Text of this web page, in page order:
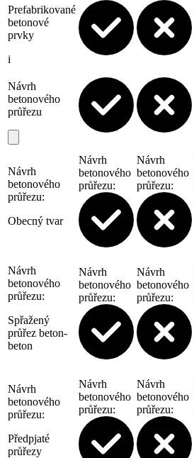
Prefabrikované
betonové
prvky
i
Návrh
betonového
průřezu
Návrh
betonového
průřezu:
Obecný tvar
Návrh
betonového
průřezu:
Návrh
betonového
průřezu:
Návrh
betonového
průřezu:
Spřažený
průřez beton-
beton
Návrh
betonového
průřezu:
Návrh
betonového
průřezu:
Návrh
betonového
průřezu:
Předpjaté
průřezy
Návrh
betonového
průřezu:
Návrh
betonového
průřezu: